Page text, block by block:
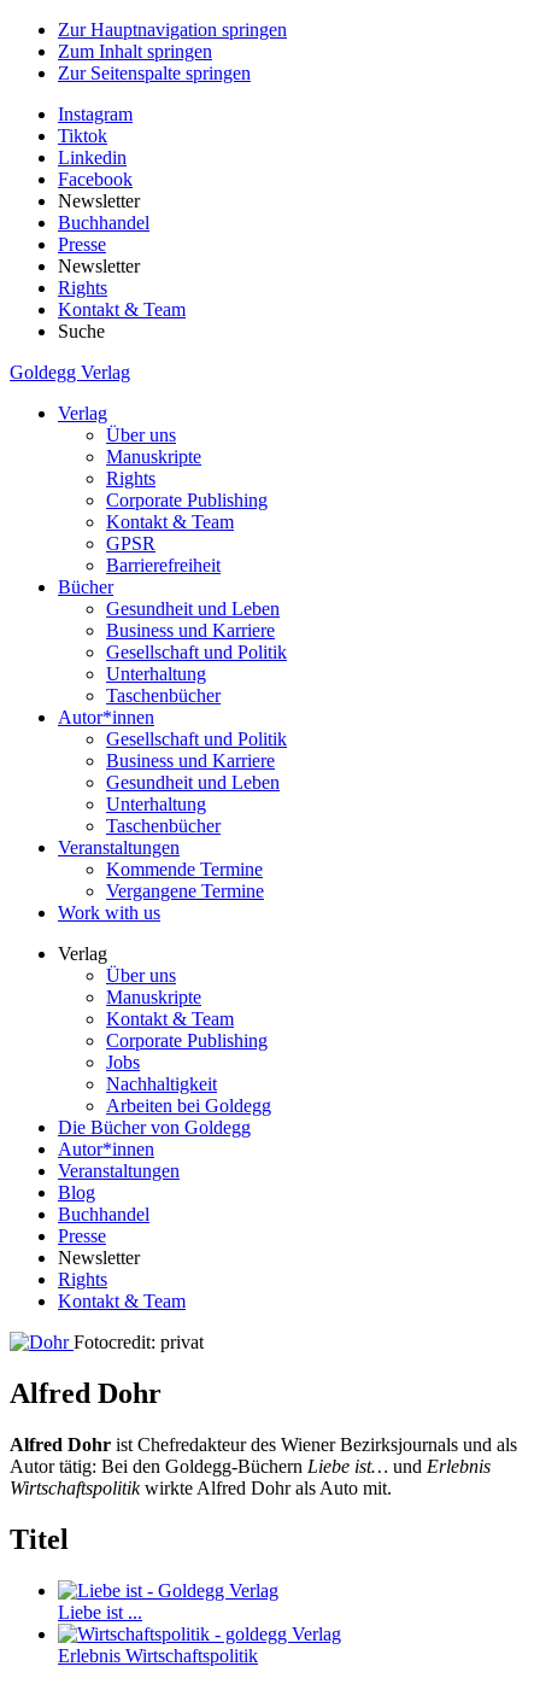
Zur Hauptnavigation springen
Zum Inhalt springen
Zur Seitenspalte springen
Instagram
Tiktok
Linkedin
Facebook
Newsletter
Buchhandel
Presse
Newsletter
Rights
Kontakt & Team
Suche
Goldegg Verlag
Verlag
Über uns
Manuskripte
Rights
Corporate Publishing
Kontakt & Team
GPSR
Barrierefreiheit
Bücher
Gesundheit und Leben
Business und Karriere
Gesellschaft und Politik
Unterhaltung
Taschenbücher
Autor*innen
Gesellschaft und Politik
Business und Karriere
Gesundheit und Leben
Unterhaltung
Taschenbücher
Veranstaltungen
Kommende Termine
Vergangene Termine
Work with us
Verlag
Über uns
Manuskripte
Kontakt & Team
Corporate Publishing
Jobs
Nachhaltigkeit
Arbeiten bei Goldegg
Die Bücher von Goldegg
Autor*innen
Veranstaltungen
Blog
Buchhandel
Presse
Newsletter
Rights
Kontakt & Team
Fotocredit: privat
Alfred Dohr
Alfred Dohr ist Chefredakteur des Wiener Bezirksjournals und als
Autor tätig: Bei den Goldegg-Büchern Liebe ist… und Erlebnis
Wirtschaftspolitikwirkte Alfred Dohr als Auto mit.
Titel
Liebe ist ...
Erlebnis Wirtschaftspolitik